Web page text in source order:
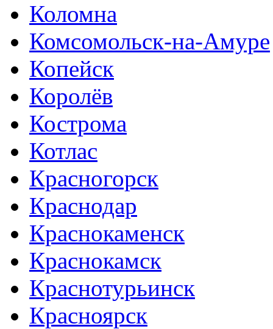
Коломна
Комсомольск-на-Амуре
Копейск
Королёв
Кострома
Котлас
Красногорск
Краснодар
Краснокаменск
Краснокамск
Краснотурьинск
Красноярск